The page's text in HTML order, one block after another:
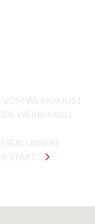
VOM WERKHUUS1
WERKHUUS1
UNSERE
START …